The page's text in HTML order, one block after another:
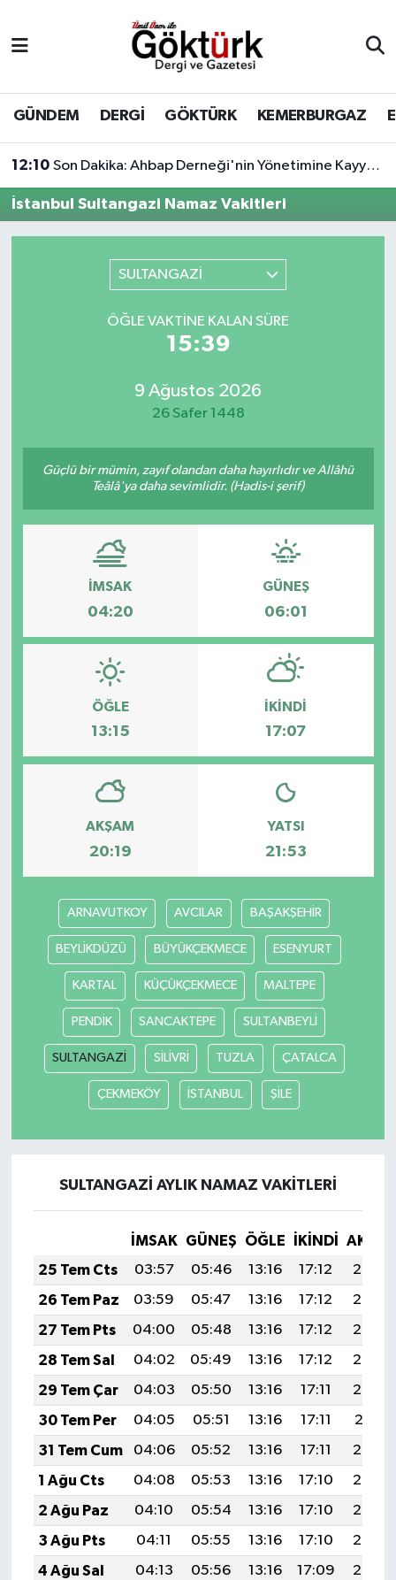
GÜNDEM DERGİ GÖKTÜRK KEMERBURGAZ
12:10 Son Dakika: Ahbap Derneği'nin Yönetimine Kayyum Atandı
İstanbul Sultangazi Namaz Vakitleri
SULTANGAZİ
ÖĞLE VAKTINE KALAN SÜRE
15:39
9 Ağustos 2026
26 Safer 1448
Güçlü bir mümin, zayıf olandan daha hayırlıdır ve Allâhü
Teâlâ'ya daha sevimlidir. (Hadis-i şerif)
İMSAK
04:20
GÜNEŞ
06:01
ÖĞLE
13:15
İKINDI
17:07
AKŞAM
20:19
YATSI
21:53
ARNAVUTKOY AVCILAR BAŞAKŞEHİR
BEYLİKDÜZÜ BÜYÜKÇEKMECE ESENYURT
KARTAL KÜÇÜKÇEKMECE MALTEPE
PENDİK SANCAKTEPE SULTANBEYLİ
SULTANGAZİ SİLİVRİ TUZLA ÇATALCA
ÇEKMEKÖY İSTANBUL ŞİLE
SULTANGAZİ AYLIK NAMAZ VAKITLERI
İMSAK GÜNEŞ ÖĞLE İKINDI
25 Tem Cts
03:57 05:46 13:16 17:12
20:36
26 Tem Paz
03:59 05:47 13:16 17:12
20:35
27 Tem Pts
04:00 05:48 13:16 17:12
20:34
28 Tem Sal
04:02 05:49 13:16 17:12
20:33
29 Tem Çar
04:03 05:50 13:16 17:11
20:32
30 Tem Per
04:05 05:51 13:16 17:11
20:31
31 Tem Cum
04:06 05:52 13:16 17:11
20:30
1 Ağu Cts
04:08 05:53 13:16 17:10
20:29
2 Ağu Paz
04:10 05:54 13:16 17:10
20:28
3 Ağu Pts
04:11 05:55 13:16 17:10
20:27
4 Ağu Sal
04:13 05:56 13:16 17:09
20:25
BİLİM
DERGİ
DÜNYA
EKONOMİ
KÜLTÜR - SANAT
ÖZEL HABER
SAĞLIK
TEKNOLOJİ
YAŞAM
Eyüpsultan Hava Durumu
Eyüpsultan Trafik Yoğunluk Haritası
Süper Lig Puan Durumu ve Fikstür
Tüm Manşetler
Haber Arşivi